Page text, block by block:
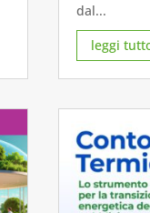
dal...
leggi